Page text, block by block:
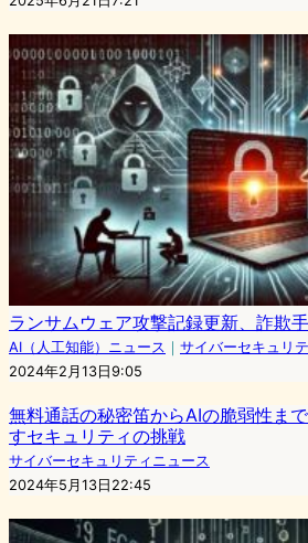
ランサムウェア攻撃記録更新、詐欺
AI（人工知能）ニュース ｜ サイバーセキュリ
2024年2月13日9:05
無料通話の秘密笛からAIの脆弱性ま
すセキュリティの挑戦
サイバーセキュリティニュース
2024年5月13日22:45